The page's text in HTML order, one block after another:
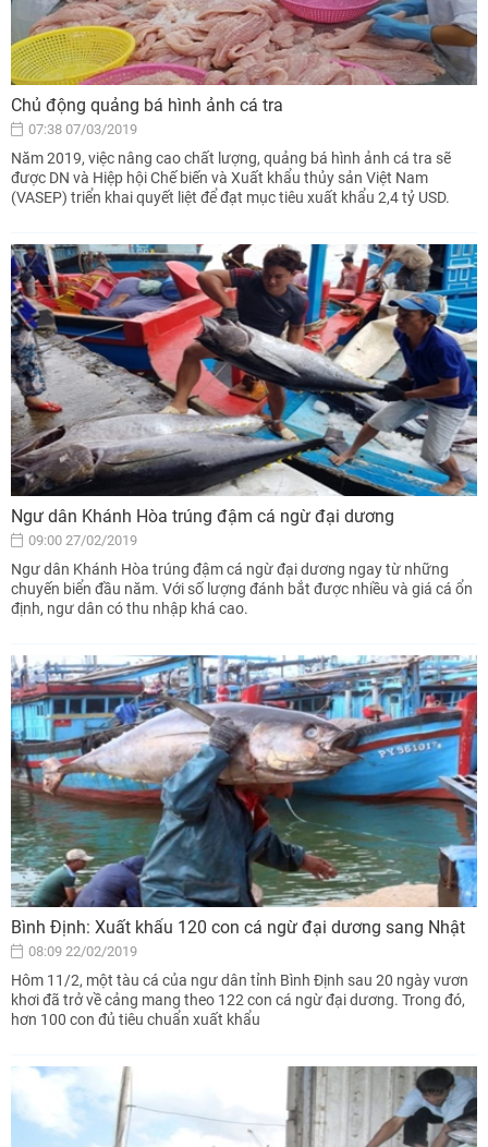
Chủ động quảng bá hình ảnh cá tra
07:38 07/03/2019
Năm 2019, việc nâng cao chất lượng, quảng bá hình ảnh cá tra sẽ
được DN và Hiệp hội Chế biến và Xuất khẩu thủy sản Việt Nam
(VASEP) triển khai quyết liệt để đạt mục tiêu xuất khẩu 2,4 tỷ USD.
Ngư dân Khánh Hòa trúng đậm cá ngừ đại dương
09:00 27/02/2019
Ngư dân Khánh Hòa trúng đậm cá ngừ đại dương ngay từ những
chuyến biển đầu năm. Với số lượng đánh bắt được nhiều và giá cá ổn
định, ngư dân có thu nhập khá cao.
Bình Định: Xuất khẩu 120 con cá ngừ đại dương sang Nhật
08:09 22/02/2019
Hôm 11/2, một tàu cá của ngư dân tỉnh Bình Định sau 20 ngày vươn
khơi đã trở về cảng mang theo 122 con cá ngừ đại dương. Trong đó,
hơn 100 con đủ tiêu chuẩn xuất khẩu